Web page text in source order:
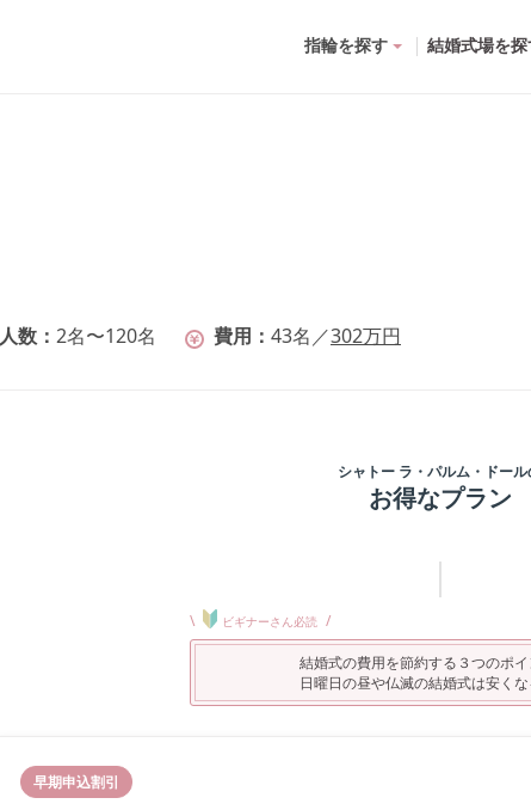
指輪を探す 結婚式場を
人数 2名〜120名 費用 43名 ／302万円
シャトー ラ・パルム・ドール
お得なプラン
\ ビギナーさん必読 /
結婚式の費用を節約する３つのポイ
日曜日の昼や仏滅の結婚式は安くな
早期申込割引